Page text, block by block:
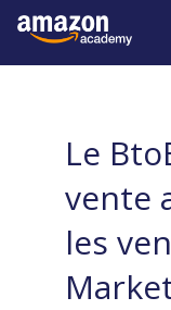
Le
vente
les